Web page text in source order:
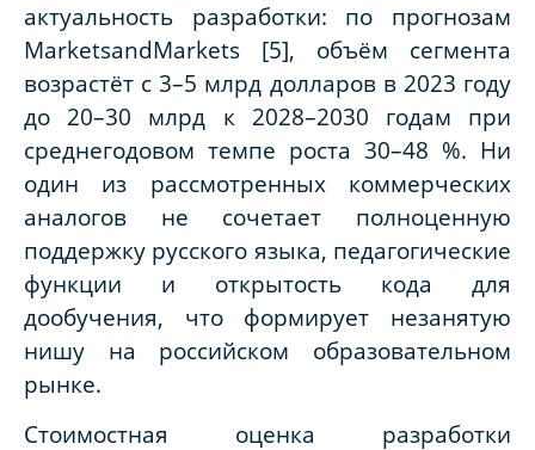
актуальность разработки: по прогнозам
MarketsandMarkets [5], объём сегмента
возрастёт с 3–5 млрд долларов в 2023 году
до 20–30 млрд к 2028–2030 годам при
среднегодовом темпе роста 30–48 %. Ни
один из рассмотренных коммерческих
аналогов не сочетает полноценную
поддержку русского языка, педагогические
функции и открытость кода для
дообучения, что формирует незанятую
нишу на российском образовательном
рынке.
Стоимостная оценка разработки